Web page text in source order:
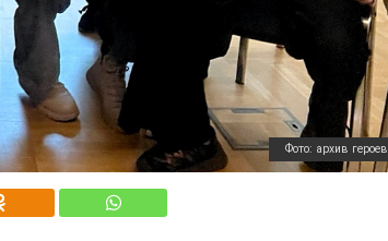
Фото: архив героев